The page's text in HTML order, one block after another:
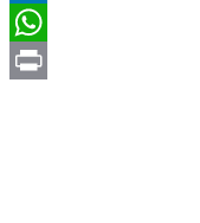
LinkedIn
WhatsApp